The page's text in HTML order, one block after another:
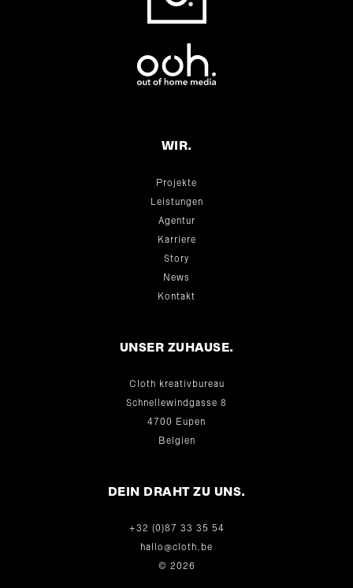
WIR.
Projekte
Leistungen
Agentur
Karriere
Story
News
Kontakt
UNSER ZUHAUSE.
Cloth kreativbureau
Schnellewindgasse 8
4700 Eupen
Belgien
DEIN DRAHT ZU UNS.
+32 (0)87 33 35 54
hallo@cloth.be
© 2026